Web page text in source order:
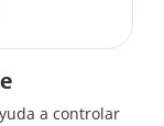
a controlar